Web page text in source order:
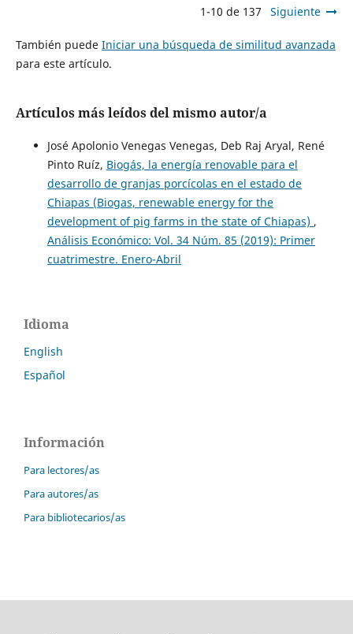
1-10 de 137 Siguiente
También puede Iniciar una búsqueda de similitud avanzada
para este artículo.
Artículos más leídos del mismo autor/a
José Apolonio Venegas Venegas, Deb Raj Aryal, René
Pinto Ruíz, Biogás, la energía renovable para el
desarrollo de granjas porcícolas en el estado de
Chiapas (Biogas, renewable energy for the
development of pig farms in the state of Chiapas) ,
Análisis Económico: Vol. 34 Núm. 85 (2019): Primer
cuatrimestre. Enero-Abril
Idioma
English
Español
Información
Para lectores/as
Para autores/as
Para bibliotecarios/as